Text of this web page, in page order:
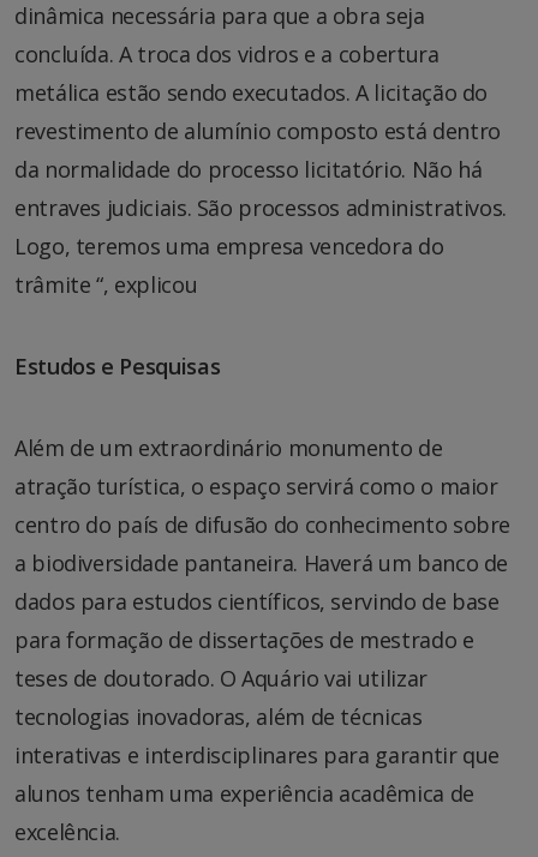
dinâmica necessária para que a obra seja
concluída. A troca dos vidros e a cobertura
metálica estão sendo executados. A licitação do
revestimento de alumínio composto está dentro
da normalidade do processo licitatório. Não há
entraves judiciais. São processos administrativos.
Logo, teremos uma empresa vencedora do
trâmite “, explicou
Estudos e Pesquisas
Além de um extraordinário monumento de
atração turística, o espaço servirá como o maior
centro do país de difusão do conhecimento sobre
a biodiversidade pantaneira. Haverá um banco de
dados para estudos científicos, servindo de base
para formação de dissertações de mestrado e
teses de doutorado. O Aquário vai utilizar
tecnologias inovadoras, além de técnicas
interativas e interdisciplinares para garantir que
alunos tenham uma experiência acadêmica de
excelência.